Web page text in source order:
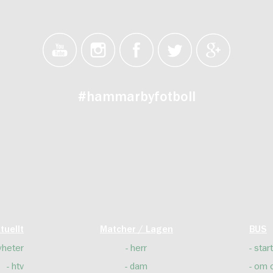
#hammarbyfotboll
htv
Matcher / Lagen
herr
dam
BUS
start
om